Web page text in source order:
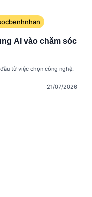
AI vào chăm sóc
từ việc chọn công nghệ.
21/07/2026